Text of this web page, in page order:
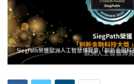
SiegPath榮獲歐洲人工智慧博覽會「創新金融